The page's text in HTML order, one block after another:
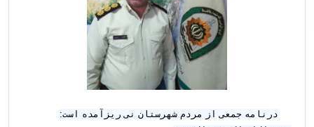
درنامه جمعی از مردم شهرستان نى ريزآمده است: